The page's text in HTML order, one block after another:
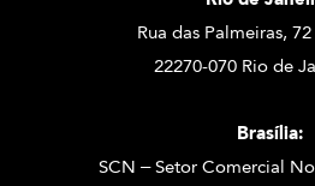
Rua das Palmeiras,
22270-070 Rio de
Brasília:
SCN – Setor Comercial